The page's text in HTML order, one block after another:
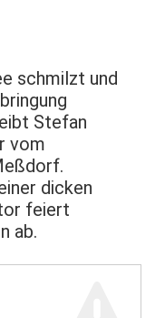
schmilzt und
Stefan
vom
dicken
feiert
ab.